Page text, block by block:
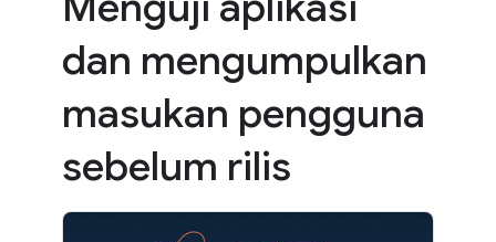
dan mengumpulkan
masukan pengguna
sebelum rilis